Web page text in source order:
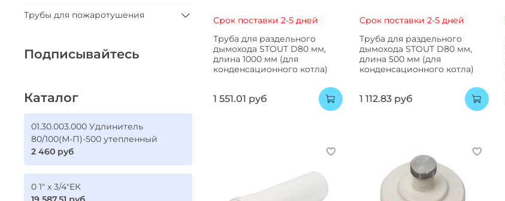
Срок поставки 2-5 дней
Труба для раздельного
дымохода STOUT D80 мм,
длина 1000 мм (для
конденсационного котла)
1 551.01 руб
Срок поставки 2-5 дней
Труба для раздельного
дымохода STOUT D80 мм,
длина 500 мм (для
конденсационного котла)
1 112.83 руб
Трубы для пожаротушения
Подписывайтесь
Каталог
01.30.003.000 Удлинитель
80/100(М-П)-500 утепленный
2 460 руб
0 1" х 3/4"ЕК